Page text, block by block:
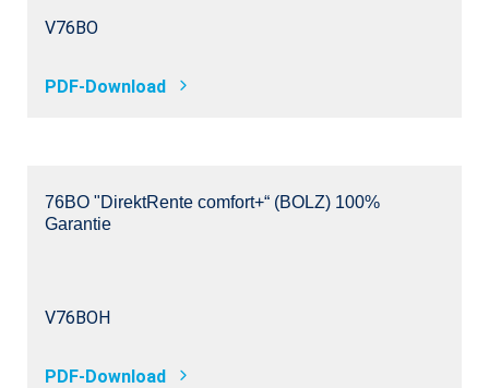
V76BO
PDF-Download
76BO "DirektRente comfort+“ (BOLZ) 100%
Garantie
V76BOH
PDF-Download